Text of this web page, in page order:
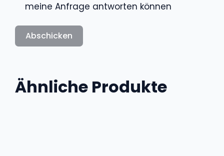
meine Anfrage antworten können
Abschicken
Ähnliche Produkte